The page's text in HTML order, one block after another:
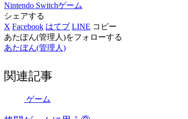
Nintendo Switchゲーム
シェアする
X Facebook はてブ LINE コピー
あたぽん(管理人)をフォローする
あたぽん(管理人)
関連記事
ゲーム